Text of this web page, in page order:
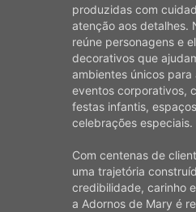
produzidas com
atenção aos detalhes.
reúne personagens e
decorativos que
ambientes únicos para
eventos corporativos,
festas infantis,
celebrações especiais.
Com centenas de
uma trajetória
credibilidade, carinho
a Adornos de Mary é